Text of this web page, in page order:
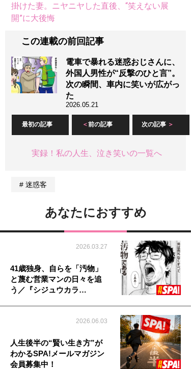
掛けた妻。ニヤニヤした直後、“笑えない展
開”に大後悔
この連載の前回記事
電車で暴れる迷惑おじさんに、
外国人男性が“反撃のひと言”。
次の瞬間、車内に笑いが広がっ
た
2026.05.21
最初の記事 前の記事 次の記事
実録！私の人生、泣き笑いの一覧へ
迷惑客
あなたにおすすめ
2026.03.27
41歳独身、自らを「汚物」
と蔑む営業マンの日々を追
う／『シジュウカラ…
2026.06.03
人生後半の“賢い生き方”が
わかるSPA!メールマガジン
会員募集中！